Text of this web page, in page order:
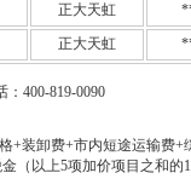
正大天虹
正大天虹
：400-819-0090
+装卸费+市内短途运输费
（以上5项加价项目之和的